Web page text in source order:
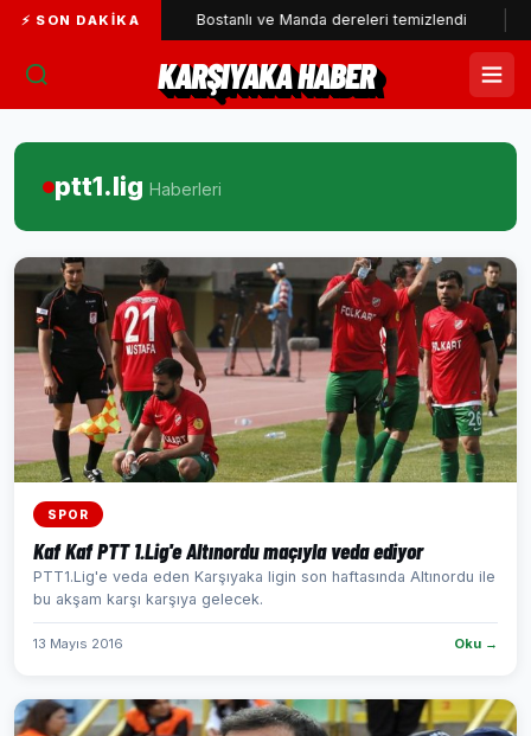
⚡ SON DAKIKA
Bostanlı ve Manda dereleri temizlendi Alabay: Örgütte
KARŞIYAKA HABER
ptt1.lig Haberleri
SPOR
Kaf Kaf PTT 1.Lig'e Altınordu maçıyla veda ediyor
PTT1.Lig'e veda eden Karşıyaka ligin son haftasında Altınordu ile
bu akşam karşı karşıya gelecek.
13 Mayıs 2016 Oku →